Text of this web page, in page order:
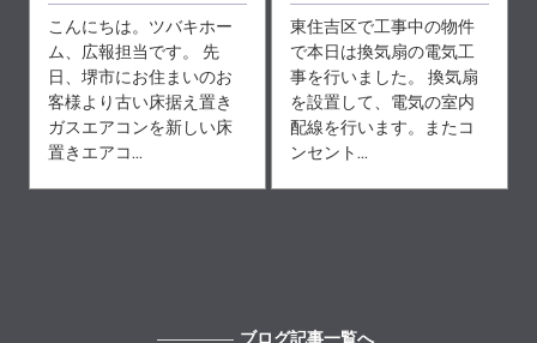
こんにちは。ツバキホー
ム、広報担当です。 先
日、堺市にお住まいのお
客様より古い床据え置き
ガスエアコンを新しい床
置きエアコ...
東住吉区で工事中の物件
で本日は換気扇の電気工
事を行いました。 換気扇
を設置して、電気の室内
配線を行います。またコ
ンセント...
ブログ記事一覧へ